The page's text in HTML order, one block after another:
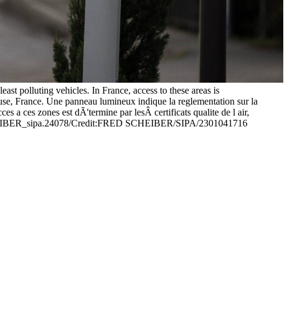
polluting vehicles. In France, access to these areas is
France. Une panneau lumineux indique la reglementation sur la
a ces zones est dÃ'termine par lesÂ certificats qualite de l air,
Credit:FRED SCHEIBER/SIPA/2301041716